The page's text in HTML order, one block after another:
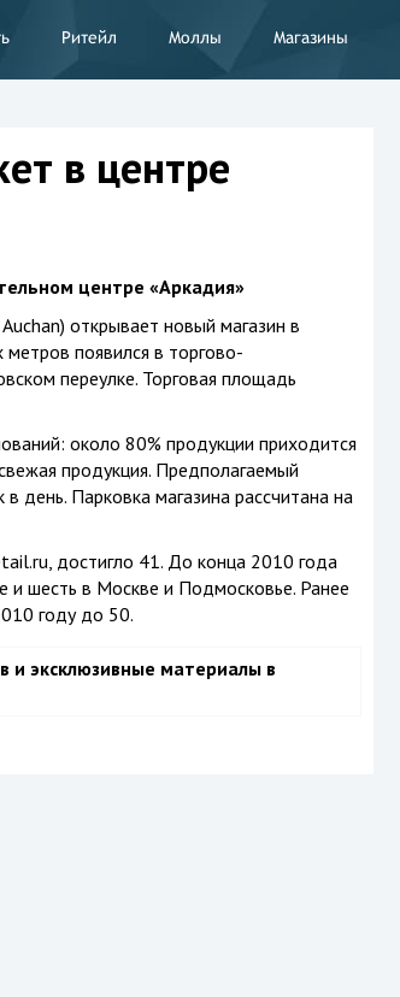
Ритейл Моллы Магазины
в центре
центре «Аркадия»
открывает новый магазин в
появился в торгово-
переулке. Торговая площадь
около 80% продукции приходится
продукция. Предполагаемый
день. Парковка магазина рассчитана на
достигло 41. До конца 2010 года
и шесть в Москве и Подмосковье. Ранее
году до 50.
и эксклюзивные материалы в